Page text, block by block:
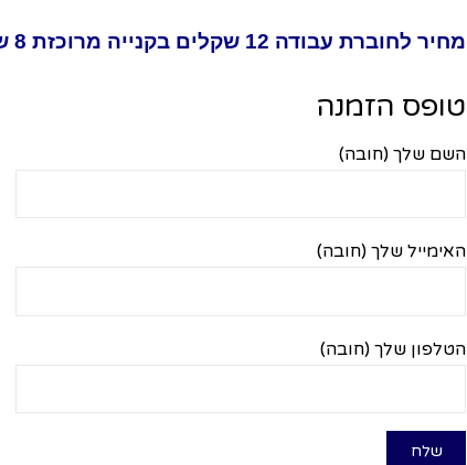
מחיר לחוברת עבודה 12 שקלים בקנייה מרוכזת 8 שקלים
טופס הזמנה
השם שלך (חובה)
האימייל שלך (חובה)
הטלפון שלך (חובה)